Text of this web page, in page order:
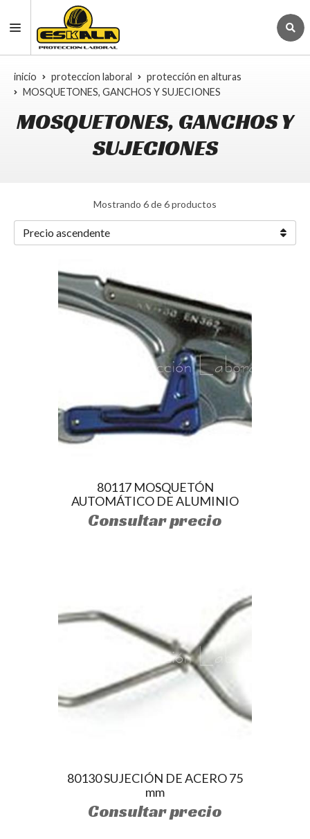
inicio proteccion laboral
protección en alturas
MOSQUETONES, GANCHOS Y SUJECIONES
MOSQUETONES, GANCHOS Y
SUJECIONES
Mostrando 6 de 6 productos
80117 MOSQUETÓN
AUTOMÁTICO DE ALUMINIO
Consultar precio
80130 SUJECIÓN DE ACERO 75
mm
Consultar precio